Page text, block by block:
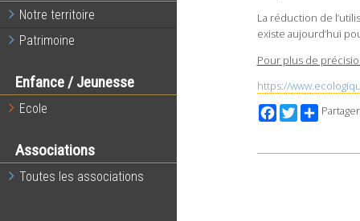
Notre territoire
Patrimoine
Enfance / Jeunesse
Ecole
Associations
Toutes les associations
La réduction de
existe aujourd’hui
Pour plus de
https://
Facebook
Twitter